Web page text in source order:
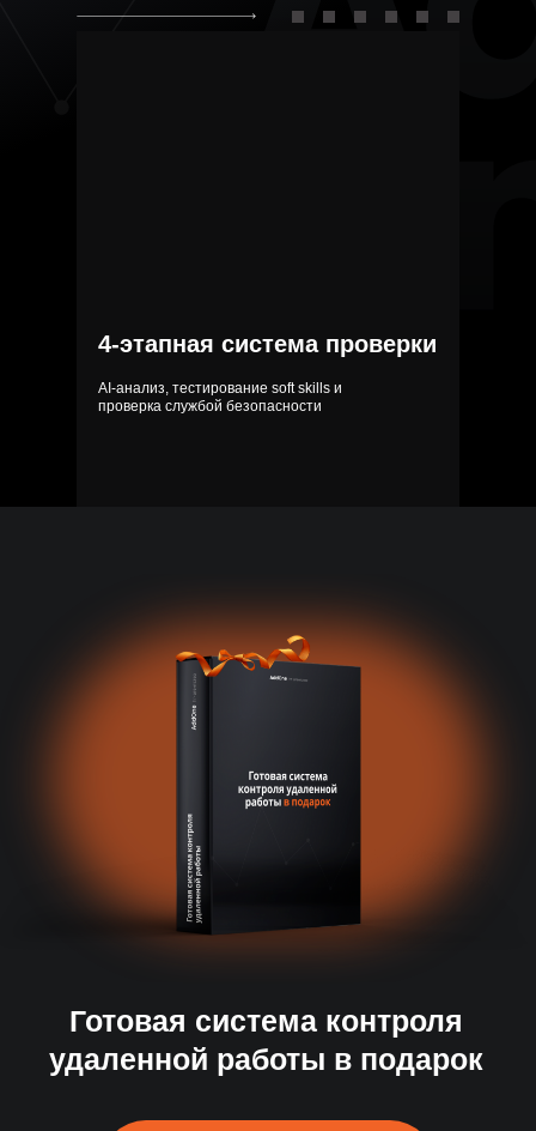
4-этапная система проверки
AI-анализ, тестирование soft skills и
проверка службой безопасности
Результат за 14 дней
Первые кандидаты на 3-й день,
или вернем предоплату
Комплексное сопровождение
ПОЛУЧИТЬ БОНУС
Красноярск +7 391 263-39-48